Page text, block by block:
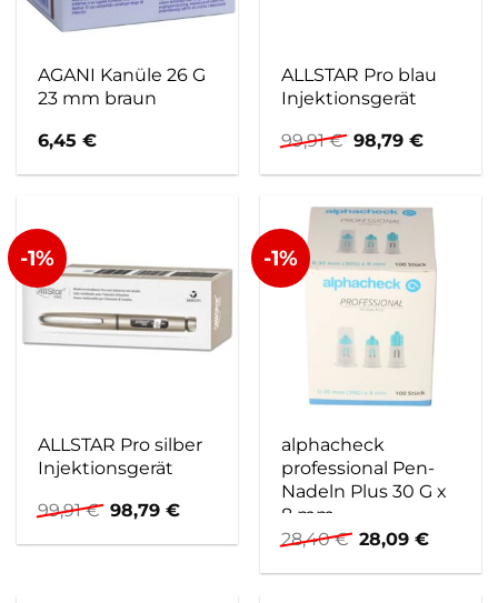
AGANI Kanüle 26 G
23 mm braun
6,45€
ALLSTAR Pro blau
Injektionsgerät
99,91€ Ursprünglicher
Preis
war:
98,79€
ist:
-1%
ALLSTAR Pro silber
Injektionsgerät
99,91€ Ursprünglicher
Preis
war:
98,79€Aktueller
ist:
-1%
alphacheck
professional Pen-
Nadeln Plus 30 G x
8 mm
28,40€ Ursprünglicher
Preis
war:
28,09€
ist: